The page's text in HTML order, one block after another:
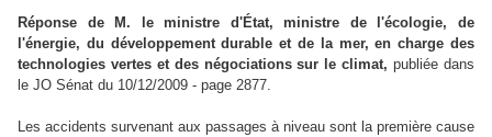
Réponse de M. le ministre d'État, ministre de l'écologie, de
l'énergie, du développement durable et de la mer, en charge des
technologies vertes et des négociations sur le climat, publiée dans
le JO Sénat du 10/12/2009 - page 2877.
Les accidents survenant aux passages à niveau sont la première cause